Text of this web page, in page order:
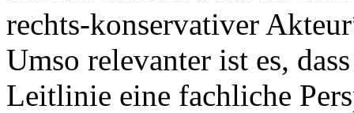
rechts-konservativer
Umso relevanter ist es,
Leitlinie eine fachliche